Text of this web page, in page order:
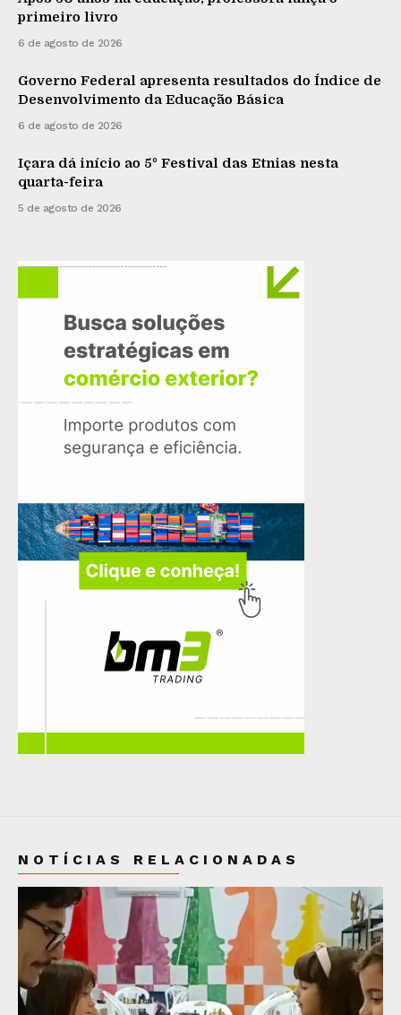
primeiro livro
6 de agosto de 2026
Governo Federal apresenta resultados do Índice de
Desenvolvimento da Educação Básica
6 de agosto de 2026
Içara dá início ao 5º Festival das Etnias nesta
quarta-feira
5 de agosto de 2026
NOTÍCIAS RELACIONADAS